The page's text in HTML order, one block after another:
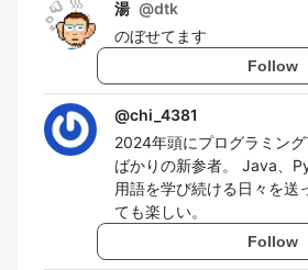
湯 @dtk
のぼせてます
Follow
@chi_4381
2024年頭にプログラミン
ばかりの新参者。 Java、
用語を学び続ける日々を送
ても楽しい。
Follow